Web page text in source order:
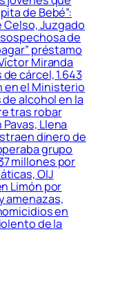
de Bebé”:
Juzgado
de
préstamo
Miranda
cárcel, 1.643
el Ministerio
alcohol en la
tras robar
Llena
dinero de
grupo
millones por
OIJ
Limón por
amenazas,
en
de la